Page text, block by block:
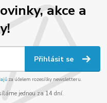
akce a
Přihlásit se
za účelem rozesílky newsletteru.
jednou za 14 dní.